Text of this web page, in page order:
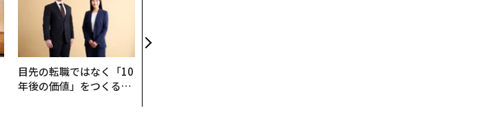
目先の転職ではなく「10
年後の価値」をつくる─